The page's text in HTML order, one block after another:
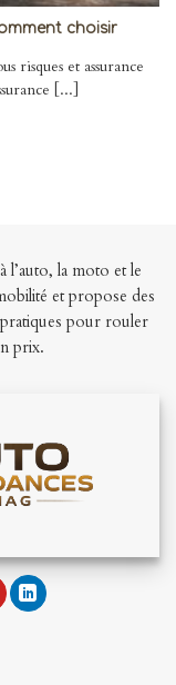
choisir
risques et assurance
[...]
l’auto, la moto et le
et propose des
pour rouler
prix.